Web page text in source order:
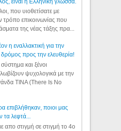
είναι η Ελληνική γλώσσα.
που υιοθετίσατε με
τρόπο επικοινωνίας που
της νέας τάξης πρα...
η εναλλακτική για την
προς την ελευθερία!
και ξένοι
ψυχολογικά με την
TINA (There Is No
επιβλήθηκαν, ποιοι μας
τα λεφτά...
απο στιγμή σε στιγμή το 4ο